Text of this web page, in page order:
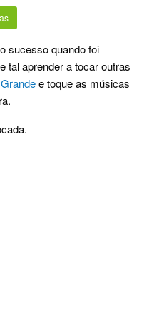
sucesso quando foi
tal aprender a tocar outras
e toque as músicas